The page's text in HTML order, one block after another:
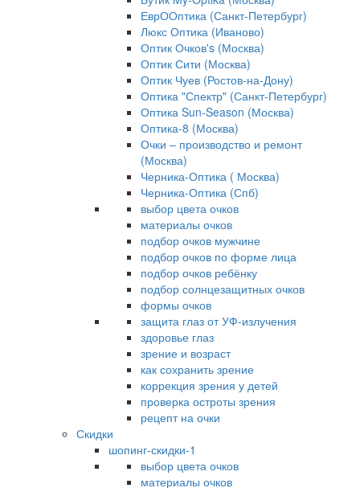
ЕврООптика (Санкт-Петербург)
Люкс Оптика (Иваново)
Оптик Очков's (Москва)
Оптик Сити (Москва)
Оптик Чуев (Ростов-на-Дону)
Оптика "Спектр" (Санкт-Петербург)
Оптика Sun-Season (Москва)
Оптика-8 (Москва)
Очки – производство и ремонт
(Москва)
Черника-Оптика ( Москва)
Черника-Оптика (Спб)
выбор цвета очков
материалы очков
подбор очков мужчине
подбор очков по форме лица
подбор очков ребёнку
подбор солнцезащитных очков
формы очков
защита глаз от УФ-излучения
здоровье глаз
зрение и возраст
как сохранить зрение
коррекция зрения у детей
проверка остроты зрения
рецепт на очки
Скидки
шопинг-скидки-1
выбор цвета очков
материалы очков